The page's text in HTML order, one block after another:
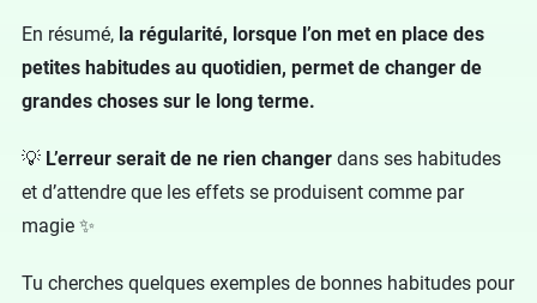
En résumé, la régularité, lorsque l’on met en place des
petites habitudes au quotidien, permet de changer de
grandes choses sur le long terme.
💡 L’erreur serait de ne rien changer dans ses habitudes
et d’attendre que les effets se produisent comme par
magie ✨
Tu cherches quelques exemples de bonnes habitudes pour